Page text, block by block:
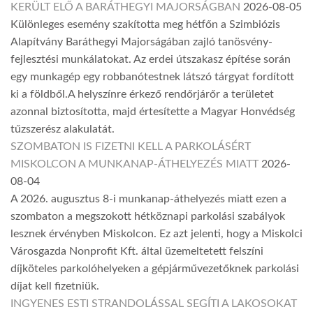
KERÜLT ELŐ A BARÁTHEGYI MAJORSÁGBAN 2026-08-05
Különleges esemény szakította meg hétfőn a Szimbiózis
Alapítvány Baráthegyi Majorságában zajló tanösvény-
fejlesztési munkálatokat. Az erdei útszakasz építése során
egy munkagép egy robbanótestnek látszó tárgyat fordított
ki a földből.A helyszínre érkező rendőrjárőr a területet
azonnal biztosította, majd értesítette a Magyar Honvédség
tűzszerész alakulatát.
SZOMBATON IS FIZETNI KELL A PARKOLÁSÉRT
MISKOLCON A MUNKANAP-ÁTHELYEZÉS MIATT 2026-
08-04
A 2026. augusztus 8-i munkanap-áthelyezés miatt ezen a
szombaton a megszokott hétköznapi parkolási szabályok
lesznek érvényben Miskolcon. Ez azt jelenti, hogy a Miskolci
Városgazda Nonprofit Kft. által üzemeltetett felszíni
díjköteles parkolóhelyeken a gépjárművezetőknek parkolási
díjat kell fizetniük.
INGYENES ESTI STRANDOLÁSSAL SEGÍTI A LAKOSOKAT